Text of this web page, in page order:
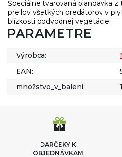
Špeciálne tvarovaná plandavka
pre lov všetkých predátorov v
blízkosti podvodnej vegetácie.
PARAMETRE
Výrobca:
EAN:
množstvo_v_balení:
1
DARČEKY K
OBJEDNÁVKAM